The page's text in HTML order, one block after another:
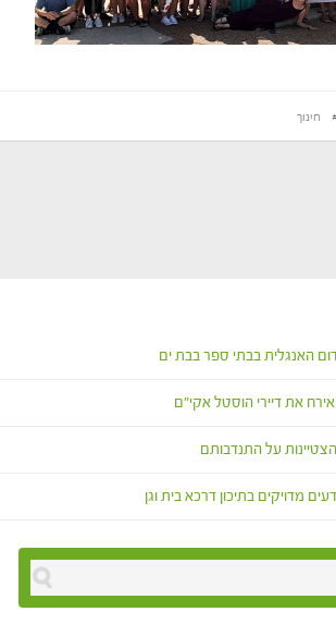
חינוך
האנגלית בבתי ספר בבת ים
את דיירי הוסטל אקי"ם
מדויקים בתיכון דרכא בית וגן